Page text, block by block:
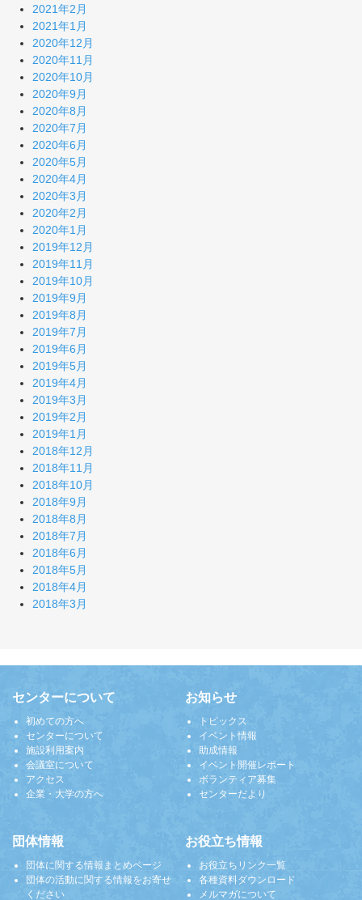
2021年2月
2021年1月
2020年12月
2020年11月
2020年10月
2020年9月
2020年8月
2020年7月
2020年6月
2020年5月
2020年4月
2020年3月
2020年2月
2020年1月
2019年12月
2019年11月
2019年10月
2019年9月
2019年8月
2019年7月
2019年6月
2019年5月
2019年4月
2019年3月
2019年2月
2019年1月
2018年12月
2018年11月
2018年10月
2018年9月
2018年8月
2018年7月
2018年6月
2018年5月
2018年4月
2018年3月
センターについて
初めての方へ
センターについて
施設利用案内
会議室について
アクセス
企業・大学の方へ
お知らせ
トピックス
イベント情報
助成情報
イベント開催レポート
ボランティア募集
センターだより
団体情報
団体に関する情報まとめページ
団体の活動に関する情報をお寄せ
ください
お役立ち情報
お役立ちリンク一覧
各種資料ダウンロード
メルマガについて